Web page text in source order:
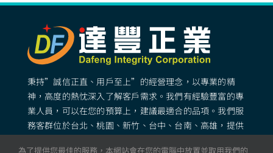
秉持”誠信正直、用戶至上”的經營理念，以專業的精
神，高度的熱忱深入了解客戶需求。我們有經驗豐富的專
業人員，可以在您的預算上，建議最適合的品項。我們服
務客群位於台北、桃園、新竹、台中、台南、高雄，提供
為了提供您最佳的服務，本網站會在您的電腦中放置並取用我們的